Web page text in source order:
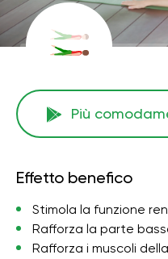
Più
Effetto benefico
Stimola la funzione
Rafforza la parte
Rafforza i muscoli